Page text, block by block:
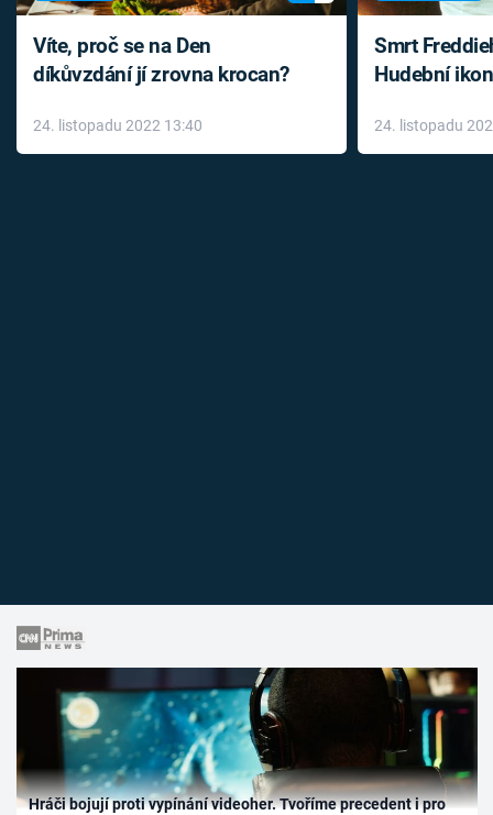
Víte, proč se na Den
díkůvzdání jí zrovna krocan?
24. listopadu 2022 13:40
Smrt
Hudební
léky
24. listopadu
Hráči bojují proti vypínání videoher. Tvoříme precedent i pro